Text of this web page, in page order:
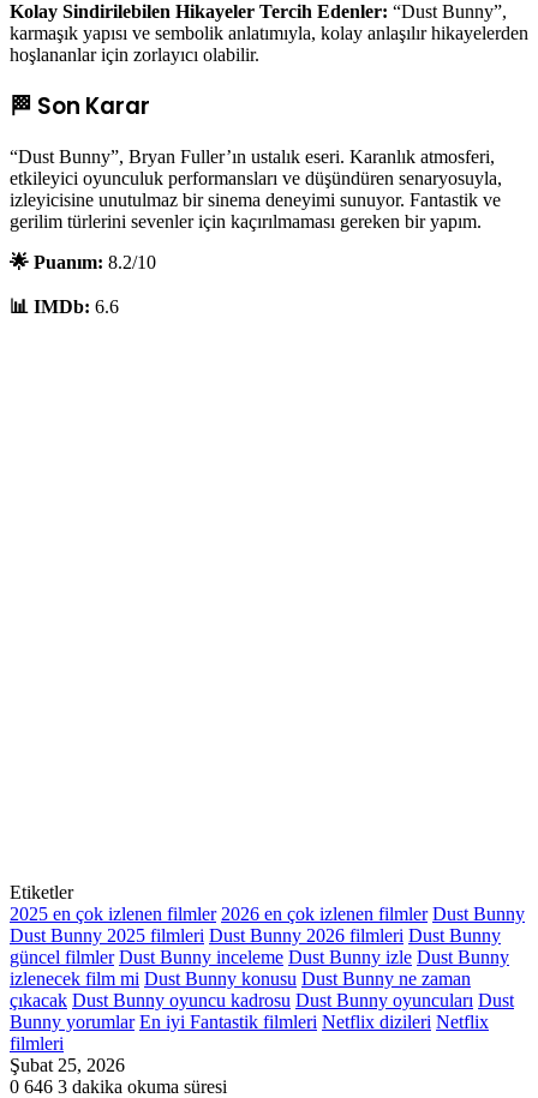
Kolay Sindirilebilen Hikayeler Tercih Edenler: “Dust Bunny”,
karmaşık yapısı ve sembolik anlatımıyla, kolay anlaşılır hikayelerden
hoşlananlar için zorlayıcı olabilir.
🏁 Son Karar
“Dust Bunny”, Bryan Fuller’ın ustalık eseri. Karanlık atmosferi,
etkileyici oyunculuk performansları ve düşündüren senaryosuyla,
izleyicisine unutulmaz bir sinema deneyimi sunuyor. Fantastik ve
gerilim türlerini sevenler için kaçırılmaması gereken bir yapım.
🌟 Puanım: 8.2/10
📊 IMDb: 6.6
Etiketler
2025 en çok izlenen filmler 2026 en çok izlenen filmler Dust Bunny
Dust Bunny 2025 filmleri Dust Bunny 2026 filmleri Dust Bunny
güncel filmler Dust Bunny inceleme Dust Bunny izle Dust Bunny
izlenecek film mi Dust Bunny konusu Dust Bunny ne zaman
çıkacak Dust Bunny oyuncu kadrosu Dust Bunny oyuncuları Dust
Bunny yorumlar En iyi Fantastik filmleri Netflix dizileri Netflix
filmleri
Şubat 25, 2026
0 646 3 dakika okuma süresi